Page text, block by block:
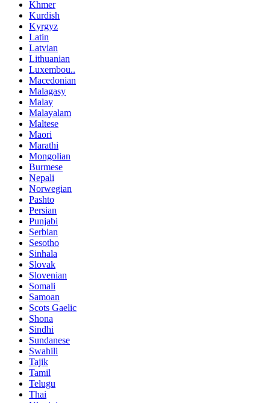
Khmer
Kurdish
Kyrgyz
Latin
Latvian
Lithuanian
Luxembou..
Macedonian
Malagasy
Malay
Malayalam
Maltese
Maori
Marathi
Mongolian
Burmese
Nepali
Norwegian
Pashto
Persian
Punjabi
Serbian
Sesotho
Sinhala
Slovak
Slovenian
Somali
Samoan
Scots Gaelic
Shona
Sindhi
Sundanese
Swahili
Tajik
Tamil
Telugu
Thai